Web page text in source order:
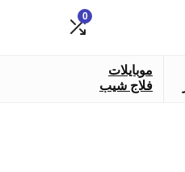
0
موبايلات
فلاج شيب